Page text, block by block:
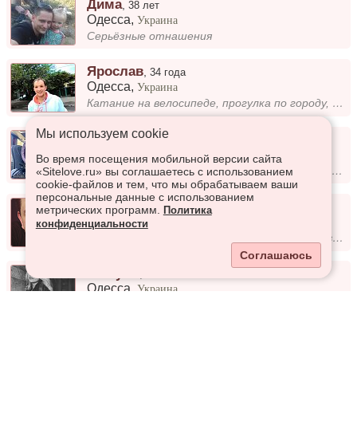
Дима,38 лет
Одесса,Украина
Серьёзные отнашения
Ярослав ,34 года
Одесса,Украина
Катание на велосипеде, прогулка по городу, веселый, много люблю общаться.
Vitalis,37 лет
Одесса,Украина
Эстет в современной обработке с высоким уровнем ответственности. Приветствую спокойствие, размеренность и благоразумие.
Роман,30 лет
Одесса,Украина
Увлекаюсь — книгами, спортом, путешествиями, ценю искренность и чувство юмора. Ищу человека, с которым можно быть настоя...
Одесса ,Украина
Мы используем сookie
Во время посещения мобильной версии сайта
«Sitelove.ru» вы соглашаетесь с использованием
cookie-файлов и тем, что мы обрабатываем ваши
персональные данные с использованием
метрических программ.
Политика
конфиденциальности
Соглашаюсь